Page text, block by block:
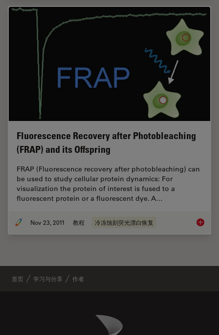
Fluorescence Recovery after Photobleaching
(FRAP) and its Offspring
FRAP (Fluorescence recovery after photobleaching) can
be used to study cellular protein dynamics: For
visualization the protein of interest is fused to a
fluorescent protein or a fluorescent dye. A…
Nov 23, 2011 教程 冷冻蚀刻荧光漂白恢复
首页 学习与分享 作者
Danaher Logo